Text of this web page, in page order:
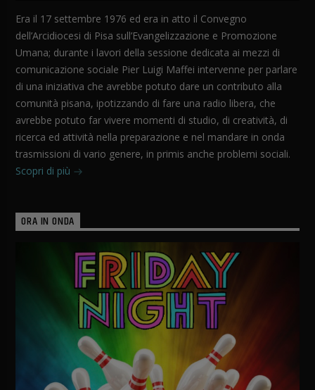
Era il 17 settembre 1976 ed era in atto il Convegno
dell’Arcidiocesi di Pisa sull’Evangelizzazione e Promozione
Umana; durante i lavori della sessione dedicata ai mezzi di
comunicazione sociale Pier Luigi Maffei intervenne per parlare
di una iniziativa che avrebbe potuto dare un contributo alla
comunità pisana, ipotizzando di fare una radio libera, che
avrebbe potuto far vivere momenti di studio, di creatività, di
ricerca ed attività nella preparazione e nel mandare in onda
trasmissioni di vario genere, in primis anche problemi sociali.
Scopri di più
ORA IN ONDA